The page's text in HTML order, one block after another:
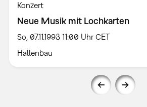
Konzert
Neue Musik mit Lochkarten
So, 07.11.1993 11:00 Uhr CET
Hallenbau